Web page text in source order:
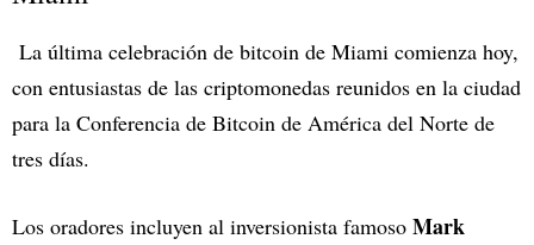
La última celebración de bitcoin de Miami comienza hoy,
con entusiastas de las criptomonedas reunidos en la ciudad
para la Conferencia de Bitcoin de América del Norte de
tres días.
Los oradores incluyen al inversionista famoso Mark